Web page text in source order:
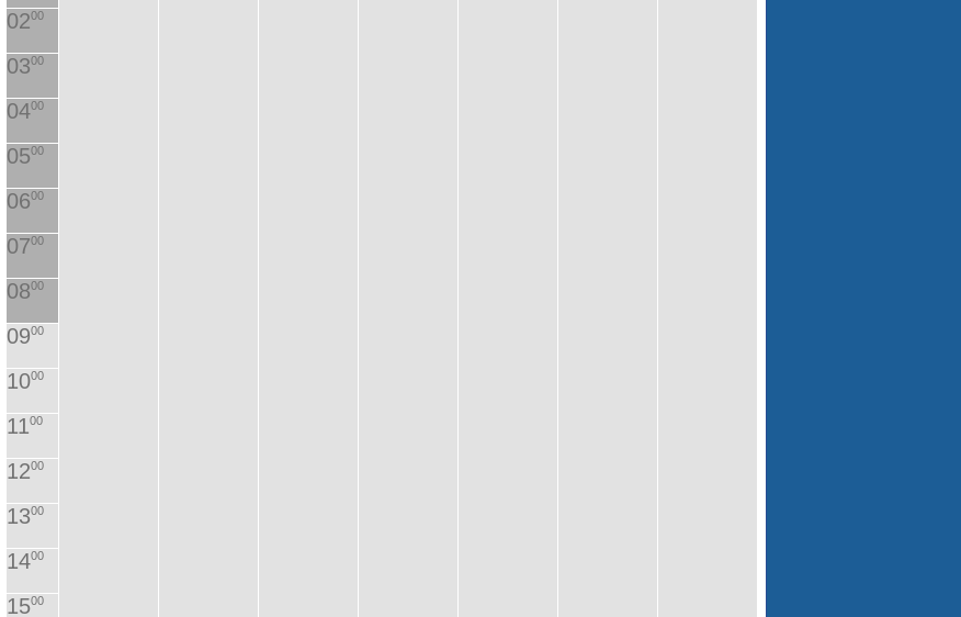
0200
0300
0400
0500
0600
0700
0800
0900
1000
1100
1200
1300
1400
1500